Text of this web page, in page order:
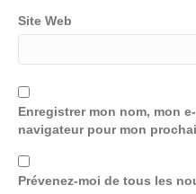
Site Web
Enregistrer mon nom, mon
navigateur pour mon
Prévenez-moi de tous les